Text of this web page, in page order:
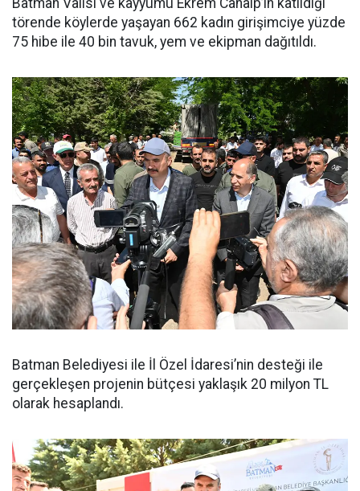
Batman Valisi ve kayyumu Ekrem Canalp’ın katıldığı
törende köylerde yaşayan 662 kadın girişimciye yüzde
75 hibe ile 40 bin tavuk, yem ve ekipman dağıtıldı.
Batman Belediyesi ile İl Özel İdaresi’nin desteği ile
gerçekleşen projenin bütçesi yaklaşık 20 milyon TL
olarak hesaplandı.